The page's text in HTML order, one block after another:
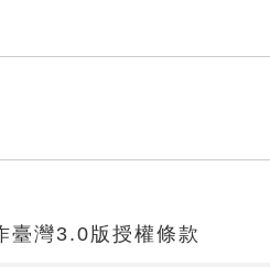
臺灣3.0版授權條款